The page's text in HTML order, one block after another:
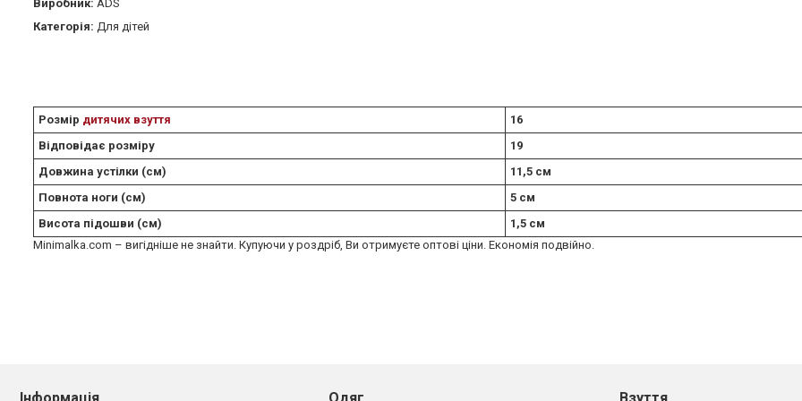
Виробник: АDS
Категорія: Для дітей
Розмір дитячих взуття
16
Відповідає розміру
19
Довжина устілки (см)
11,5 см
Повнота ноги (см)
5 см
Висота підошви (см)
1,5 см
Minimalka.com – вигідніше не знайти. Купуючи у роздріб, Ви отримуєте оптові ціни. Економія подвійно.